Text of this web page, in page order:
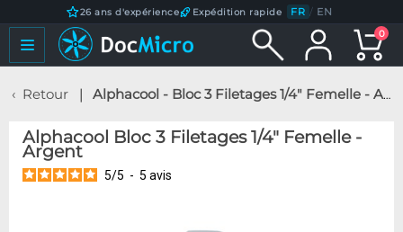
26 ans d'expérience Expédition rapide FR / EN
0
Retour Alphacool - Bloc 3 Filetages 1/4" Femelle - Argent
Alphacool Bloc 3 Filetages 1/4" Femelle -
Argent
5/5 - 5 avis